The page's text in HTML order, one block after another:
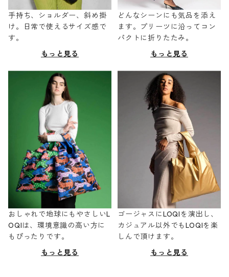
手持ち、ショルダー、斜め掛
け。日常で使えるサイズ感で
す。
もっと見る
どんなシーンにも気品を添え
ます。プリーツに沿ってコン
パクトに折りたたみ。
もっと見る
おしゃれで地球にもやさしいL
OQIは、環境意識の高い方に
もぴったりです。
もっと見る
ゴージャスにLOQIを演出し、
カジュアル以外でもLOQIを楽
しんで頂けます。
もっと見る